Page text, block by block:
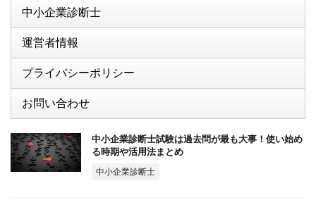
中小企業診断士
運営者情報
プライバシーポリシー
お問い合わせ
中小企業診断士試験は過去問が最も大事！使い始め
る時期や活用法まとめ
中小企業診断士